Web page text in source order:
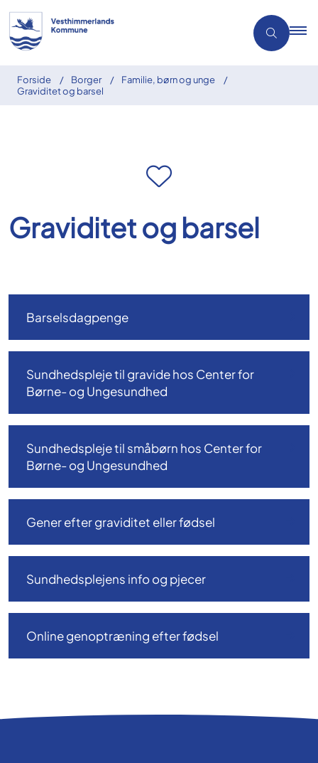
Forside Borger
Familie, børn og unge
Graviditet og barsel
Graviditet og barsel
Barselsdagpenge
Sundhedspleje til gravide hos Center for
Børne- og Ungesundhed
Sundhedspleje til småbørn hos Center for
Børne- og Ungesundhed
Gener efter graviditet eller fødsel
Sundhedsplejens info og pjecer
Online genoptræning efter fødsel